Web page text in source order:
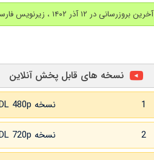
آخرین بروزرسانی در ۱۲ آذر ۱۴۰۲ ، زیرنویس فارسی اضافه شد.
نسخه های قابل پخش آنلاین
1 نسخه WEB-DL 480p زبان اصلی
2 نسخه WEB-DL 720p زبان اصلی